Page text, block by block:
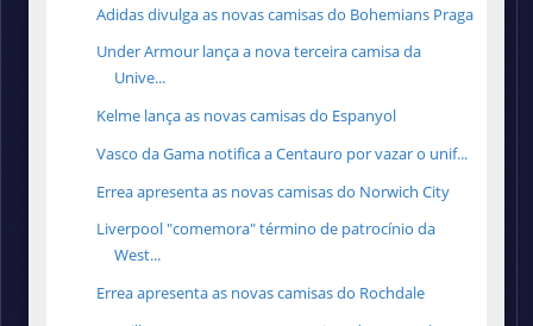
Adidas divulga as novas camisas do Bohemians Praga
Under Armour lança a nova terceira camisa da
Unive...
Kelme lança as novas camisas do Espanyol
Vasco da Gama notifica a Centauro por vazar o unif...
Errea apresenta as novas camisas do Norwich City
Liverpool "comemora" término de patrocínio da
West...
Errea apresenta as novas camisas do Rochdale